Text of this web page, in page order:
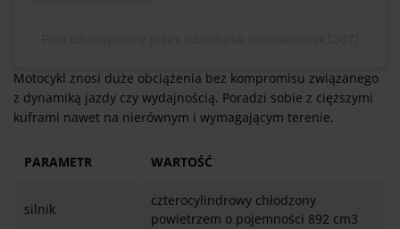
Motocykl znosi duże obciążenia bez kompromisu związanego
z dynamiką jazdy czy wydajnością. Poradzi sobie z cięższymi
kuframi nawet na nierównym i wymagającym terenie.
PARAMETR WARTOŚĆ
silnik
czterocylindrowy chłodzony
powietrzem o pojemności 892 cm3